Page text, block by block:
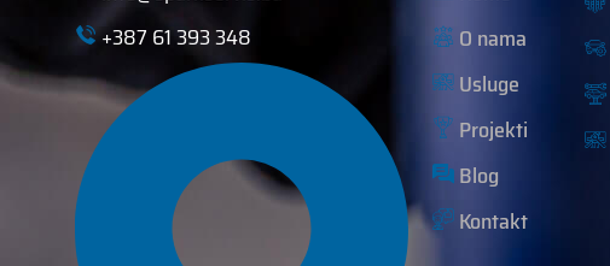
+387 61 393 348
O nama
Usluge
Projekti
Blog
Kontakt